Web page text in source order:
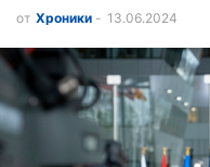
от Хроники - 13.06.2024